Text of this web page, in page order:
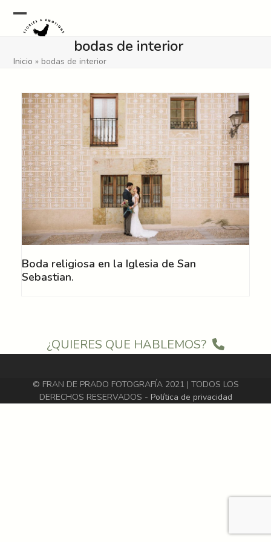
contentOpen
menu
Close
menu
bodas de interior
Inicio » bodas de interior
Boda religiosa en la Iglesia de San
Sebastian.
¿QUIERES QUE HABLEMOS?
© FRAN DE PRADO FOTOGRAFÍA 2021 | TODOS LOS
DERECHOS RESERVADOS - Política de privacidad